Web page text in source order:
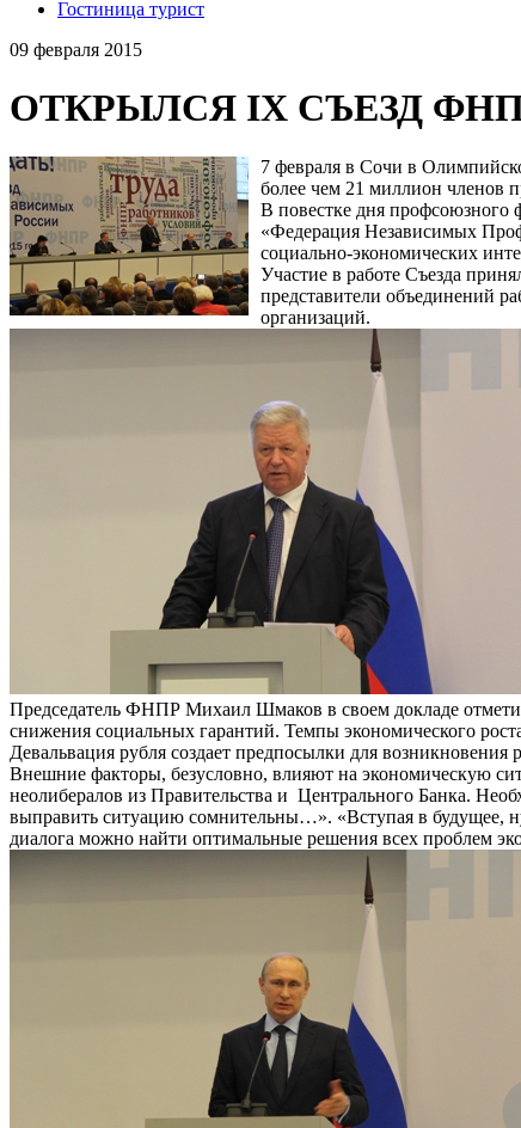
Гостиница турист
09 февраля 2015
ОТКРЫЛСЯ IX СЪЕЗД
7 февраля в Сочи в
более чем 21 миллион членов
В повестке дня
«Федерация Независимых
социально-экономических
Участие в работе Съезда
представители объединений
организаций.
Председатель ФНПР Михаил Шмаков в своем докладе
снижения социальных гарантий. Темпы экономического
Девальвация рубля создает предпосылки для
Внешние факторы, безусловно, влияют на экономическую
неолибералов из Правительства и Центрального Банка.
выправить ситуацию сомнительны…». «Вступая в будущее,
диалога можно найти оптимальные решения всех проблем